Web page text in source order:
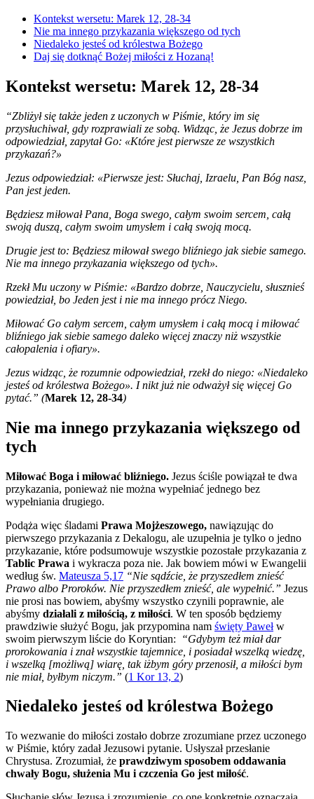
Kontekst wersetu: Marek 12, 28-34
Nie ma innego przykazania większego od tych
Niedaleko jesteś od królestwa Bożego
Daj się dotknąć Bożej miłości z Hozaną!
Kontekst wersetu: Marek 12, 28-34
“Zbliżył się także jeden z uczonych w Piśmie, który im się
przysłuchiwał, gdy rozprawiali ze sobą. Widząc, że Jezus dobrze im
odpowiedział, zapytał Go: «Które jest pierwsze ze wszystkich
przykazań?»
Jezus odpowiedział: «Pierwsze jest: Słuchaj, Izraelu, Pan Bóg nasz,
Pan jest jeden.
Będziesz miłował Pana, Boga swego, całym swoim sercem, całą
swoją duszą, całym swoim umysłem i całą swoją mocą.
Drugie jest to: Będziesz miłował swego bliźniego jak siebie samego.
Nie ma innego przykazania większego od tych».
Rzekł Mu uczony w Piśmie: «Bardzo dobrze, Nauczycielu, słusznieś
powiedział, bo Jeden jest i nie ma innego prócz Niego.
Miłować Go całym sercem, całym umysłem i całą mocą i miłować
bliźniego jak siebie samego daleko więcej znaczy niż wszystkie
całopalenia i ofiary».
Jezus widząc, że rozumnie odpowiedział, rzekł do niego: «Niedaleko
jesteś od królestwa Bożego». I nikt już nie odważył się więcej Go
pytać.” (Marek 12, 28-34)
Nie ma innego przykazania większego od
tych
Miłować Boga i miłować bliźniego. Jezus ściśle powiązał te dwa
przykazania, ponieważ nie można wypełniać jednego bez
wypełniania drugiego.
Podąża więc śladami Prawa Mojżeszowego, nawiązując do
pierwszego przykazania z Dekalogu, ale uzupełnia je tylko o jedno
przykazanie, które podsumowuje wszystkie pozostałe przykazania z
Tablic Prawa i wykracza poza nie. Jak bowiem mówi w Ewangelii
według św. Mateusza 5,17 “Nie sądźcie, że przyszedłem znieść
Prawo albo Proroków. Nie przyszedłem znieść, ale wypełnić.” Jezus
nie prosi nas bowiem, abyśmy wszystko czynili poprawnie, ale
abyśmy działali z miłością, z miłości. W ten sposób będziemy
prawdziwie służyć Bogu, jak przypomina nam święty Pawełw
swoim pierwszym liście do Koryntian:
“Gdybym też miał dar
prorokowania i znał wszystkie tajemnice, i posiadał wszelką wiedzę,
i wszelką [możliwą] wiarę, tak iżbym góry przenosił, a miłości bym
nie miał, byłbym niczym.” (1 Kor 13, 2)
Niedaleko jesteś od królestwa Bożego
To wezwanie do miłości zostało dobrze zrozumiane przez uczonego
w Piśmie, który zadał Jezusowi pytanie. Usłyszał przesłanie
Chrystusa. Zrozumiał, że prawdziwym sposobem oddawania
chwały Bogu, służenia Mu i czczenia Go jest miłość.